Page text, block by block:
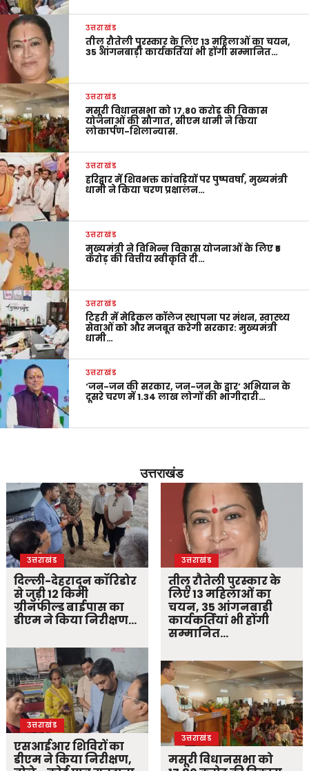
उत्तराखंड
तीलू रौतेली पुरस्कार के लिए 13 महिलाओं का चयन,
35 आंगनबाड़ी कार्यकर्तियां भी होंगी सम्मानित…
उत्तराखंड
मसूरी विधानसभा को 17.80 करोड़ की विकास
योजनाओं की सौगात, सीएम धामी ने किया
लोकार्पण-शिलान्यास.
उत्तराखंड
हरिद्वार में शिवभक्त कांवड़ियों पर पुष्पवर्षा, मुख्यमंत्री
धामी ने किया चरण प्रक्षालन…
उत्तराखंड
मुख्यमंत्री ने विभिन्न विकास योजनाओं के लिए ₹5
करोड़ की वित्तीय स्वीकृति दी…
उत्तराखंड
टिहरी में मेडिकल कॉलेज स्थापना पर मंथन, स्वास्थ्य
सेवाओं को और मजबूत करेगी सरकार: मुख्यमंत्री
धामी…
उत्तराखंड
‘जन-जन की सरकार, जन-जन के द्वार’ अभियान के
दूसरे चरण में 1.34 लाख लोगों की भागीदारी…
उत्तराखंड
उत्तराखंड
दिल्ली-देहरादून कॉरिडोर
से जुड़ी 12 किमी
ग्रीनफील्ड बाईपास का
डीएम ने किया निरीक्षण…
उत्तराखंड
एसआईआर शिविरों का
डीएम ने किया निरीक्षण,
उत्तराखंड
तीलू रौतेली पुरस्कार के
लिए 13 महिलाओं का
चयन, 35 आंगनबाड़ी
कार्यकर्तियां भी होंगी
सम्मानित…
उत्तराखंड
मसूरी विधानसभा को